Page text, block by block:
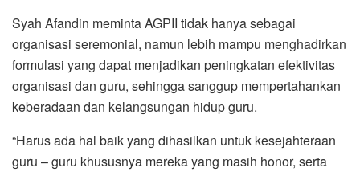
Syah Afandin meminta AGPII tidak hanya sebagai
organisasi seremonial, namun lebih mampu menghadirkan
formulasi yang dapat menjadikan peningkatan efektivitas
organisasi dan guru, sehingga sanggup mempertahankan
keberadaan dan kelangsungan hidup guru.
“Harus ada hal baik yang dihasilkan untuk kesejahteraan
guru – guru khususnya mereka yang masih honor, serta